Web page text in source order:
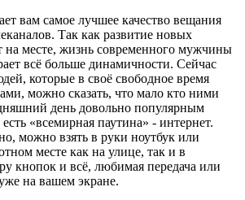
вам самое лучшее качество вещания
Так как развитие новых
на месте, жизнь современного мужчины
всё больше динамичности. Сейчас
которые в своё свободное время
можно сказать, что мало кто ними
день довольно популярным
«всемирная паутина» - интернет.
можно взять в руки ноутбук или
месте как на улице, так и в
кнопок и всё, любимая передача или
на вашем экране.